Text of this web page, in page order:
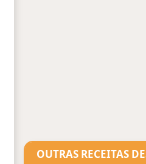
OUTRAS RECEITAS